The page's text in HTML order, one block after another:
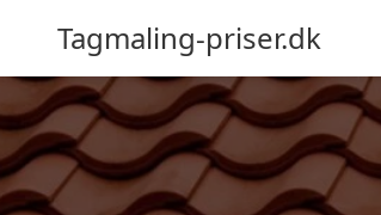
Tagmaling-priser.dk